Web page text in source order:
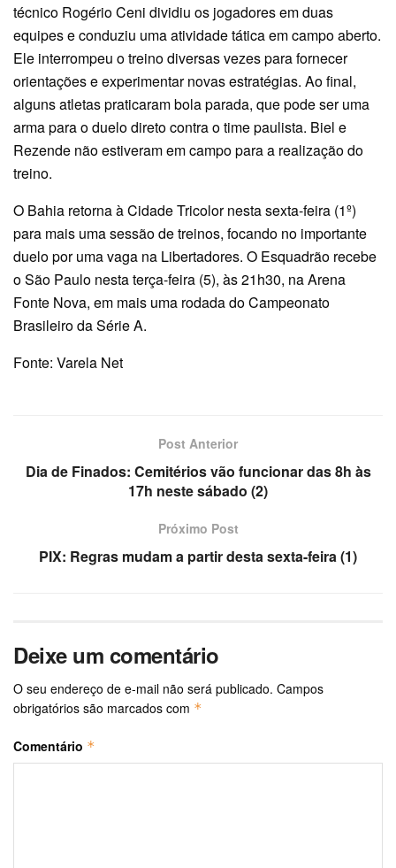
técnico Rogério Ceni dividiu os jogadores em duas
equipes e conduziu uma atividade tática em campo aberto.
Ele interrompeu o treino diversas vezes para fornecer
orientações e experimentar novas estratégias. Ao final,
alguns atletas praticaram bola parada, que pode ser uma
arma para o duelo direto contra o time paulista. Biel e
Rezende não estiveram em campo para a realização do
treino.
O Bahia retorna à Cidade Tricolor nesta sexta-feira (1º)
para mais uma sessão de treinos, focando no importante
duelo por uma vaga na Libertadores. O Esquadrão recebe
o São Paulo nesta terça-feira (5), às 21h30, na Arena
Fonte Nova, em mais uma rodada do Campeonato
Brasileiro da Série A.
Fonte: Varela Net
Post Anterior
Dia de Finados: Cemitérios vão funcionar das 8h às
17h neste sábado (2)
Próximo Post
PIX: Regras mudam a partir desta sexta-feira (1)
Deixe um comentário
O seu endereço de e-mail não será publicado. Campos
obrigatórios são marcados com *
Comentário *